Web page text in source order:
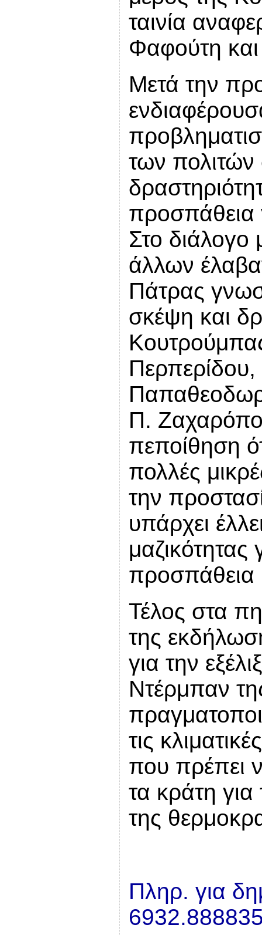
ταινία
Φαφούτη
Μετά την
των πολιτών
προσπάθεια
Στο διάλογο
άλλων
Πάτρας
σκέψη και
Π.
πεποίθηση
πολλές
την
υπάρχει
μαζικότητας
προσπάθεια
Τέλος στα
της
για την
Ντέρμπαν
τις
που πρέπει
τα κράτη
της
Πληρ. για